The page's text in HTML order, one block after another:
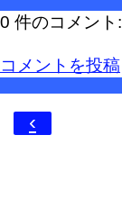
0 件のコメント:
コメントを投稿
‹